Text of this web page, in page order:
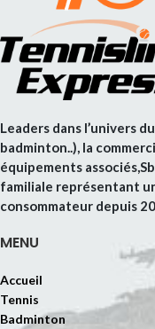
Leaders dans l’univers
badminton..), la
équipements
familiale représentant
consommateur depuis
MENU
Accueil
Tennis
Badminton